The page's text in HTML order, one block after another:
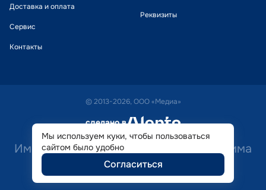
Доставка и оплата
Сервис
Контакты
Реквизиты
© 2013-2026, ООО «Медиа»
сделано в alente
Имеются противопоказания. Необходима
консультация специалиста.
Мы используем куки, чтобы пользоваться
сайтом было удобно
Согласиться